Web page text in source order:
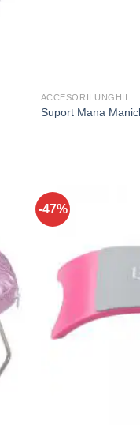
ACCESORII UNGHII
Suport Mana
-47%